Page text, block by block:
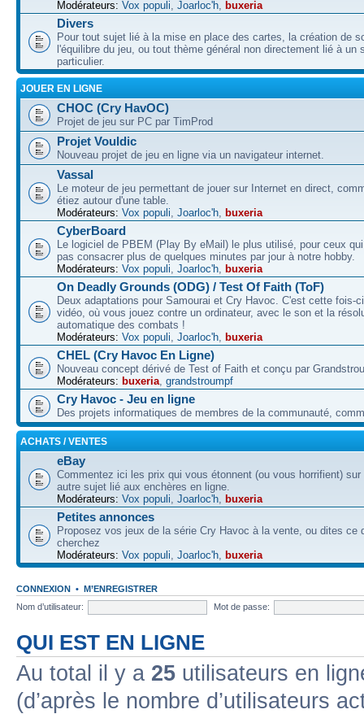
Modérateurs: Vox populi, Joarloc'h, buxeria
Divers
Pour tout sujet lié à la mise en place des cartes, la création de
l'équilibre du jeu, ou tout thème général non directement lié à un
particulier.
JOUER EN LIGNE
CHOC (Cry HavOC)
Projet de jeu sur PC par TimProd
Projet Vouldic
Nouveau projet de jeu en ligne via un navigateur internet.
Vassal
Le moteur de jeu permettant de jouer sur Internet en direct,
étiez autour d'une table.
Modérateurs: Vox populi, Joarloc'h, buxeria
CyberBoard
Le logiciel de PBEM (Play By eMail) le plus utilisé, pour ceux
pas consacrer plus de quelques minutes par jour à notre hobby.
Modérateurs: Vox populi, Joarloc'h, buxeria
On Deadly Grounds (ODG) / Test Of Faith (ToF)
Deux adaptations pour Samourai et Cry Havoc. C'est cette fois-
vidéo, où vous jouez contre un ordinateur, avec le son et la
automatique des combats !
Modérateurs: Vox populi, Joarloc'h, buxeria
CHEL (Cry Havoc En Ligne)
Nouveau concept dérivé de Test of Faith et conçu par
Modérateurs: buxeria, grandstroumpf
Cry Havoc - Jeu en ligne
Des projets informatiques de membres de la communauté,
ACHATS / VENTES
eBay
Commentez ici les prix qui vous étonnent (ou vous horrifient)
autre sujet lié aux enchères en ligne.
Modérateurs: Vox populi, Joarloc'h, buxeria
Petites annonces
Proposez vos jeux de la série Cry Havoc à la vente, ou dites ce
cherchez
Modérateurs: Vox populi, Joarloc'h, buxeria
CONNEXION • M’ENREGISTRER
Nom d’utilisateur:
Mot de passe:
QUI EST EN LIGNE
Au total il y a 25 utilisateurs en
(d’après le nombre d’utilisateurs